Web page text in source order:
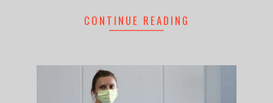
CONTINUE READING